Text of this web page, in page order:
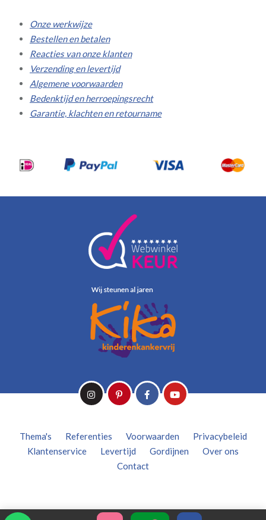
Onze werkwijze
Bestellen en betalen
Reacties van onze klanten
Verzending en levertijd
Algemene voorwaarden
Bedenktijd en herroepingsrecht
Garantie, klachten en retourname
Thema's Referenties Voorwaarden
Privacybeleid
Klantenservice
Levertijd Gordijnen
Over ons
Contact